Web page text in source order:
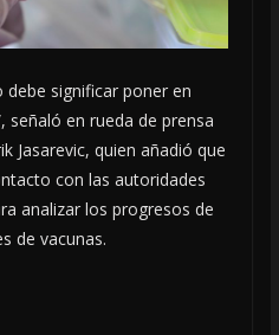
debe significar poner en
señaló en rueda de prensa
Jasarevic, quien añadió que
con las autoridades
analizar los progresos de
de vacunas.